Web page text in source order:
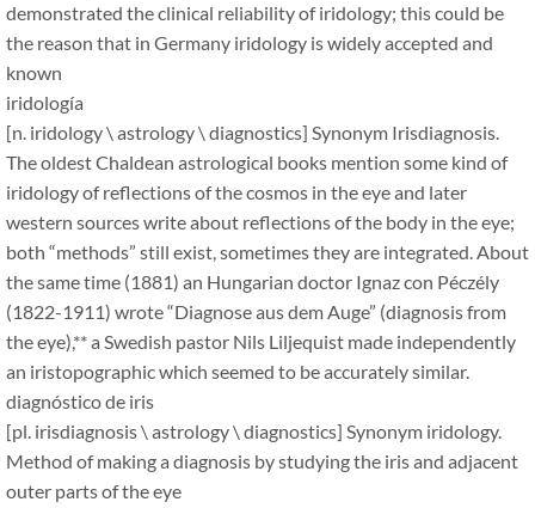
demonstrated the clinical reliability of iridology; this could be
the reason that in Germany iridology is widely accepted and
known
iridología
[n. iridology \ astrology \ diagnostics] Synonym Irisdiagnosis.
The oldest Chaldean astrological books mention some kind of
iridology of reflections of the cosmos in the eye and later
western sources write about reflections of the body in the eye;
both “methods” still exist, sometimes they are integrated. About
the same time (1881) an Hungarian doctor Ignaz con Péczély
(1822-1911) wrote“Diagnose aus dem Auge” (diagnosis from
the eye),** a Swedish pastor Nils Liljequist made independently
an iristopographic which seemed to be accurately similar.
diagnóstico de iris
[pl. irisdiagnosis \ astrology \ diagnostics] Synonym iridology.
Method of making a diagnosis by studying the iris and adjacent
outer parts of the eye